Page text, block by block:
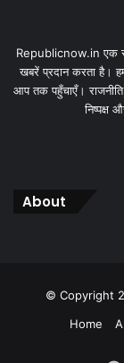
Republicnow.in एक
खबरें प्रदान करता है।
आप तक पहुँचाएँ।
निष्पक्ष
About
© Copyright
Home